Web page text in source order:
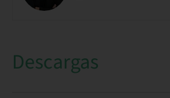
Descargas